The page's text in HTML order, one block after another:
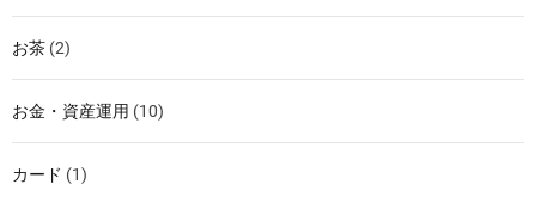
お茶 (2)
お金・資産運用 (10)
カード (1)